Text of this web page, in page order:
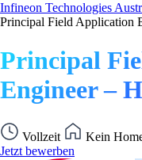
Infineon Technologies
Principal Field Application
Principal
Engineer –
Vollzeit
Kein
Jetzt bewerben